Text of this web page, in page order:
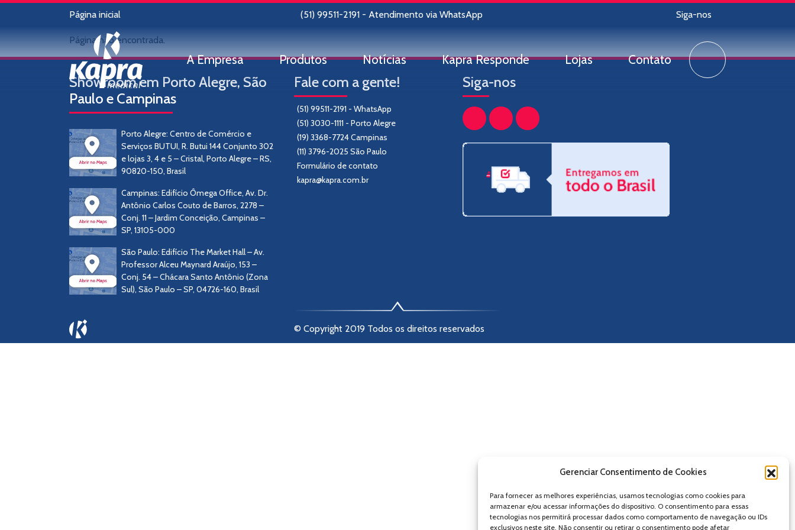
Gerenciar Consentimento de Cookies
Para fornecer as melhores experiências, usamos tecnologias como cookies para
armazenar e/ou acessar informações do dispositivo. O consentimento para essas
tecnologias nos permitirá processar dados como comportamento de navegação ou IDs
exclusivos neste site. Não consentir ou retirar o consentimento pode afetar
Página inicial (51) 99511-2191 - Atendimento via WhatsApp Siga-nos
A Empresa Produtos Notícias Kapra Responde Lojas Contato
Erro 404
Página não encontrada.
Showroom em Porto Alegre, São
Paulo e Campinas
Porto Alegre: Centro de Comércio e
Serviços BUTUI, R. Butui 144 Conjunto 302
e lojas 3, 4 e 5 – Cristal, Porto Alegre – RS,
90820-150, Brasil
Campinas: Edifício Ômega Office, Av. Dr.
Antônio Carlos Couto de Barros, 2278 –
Conj. 11 – Jardim Conceição, Campinas –
SP, 13105-000
São Paulo: Edifício The Market Hall – Av.
Professor Alceu Maynard Araújo, 153 –
Conj. 54 – Chácara Santo Antônio (Zona
Sul), São Paulo – SP, 04726-160, Brasil
Fale com a gente!
(51) 99511-2191 - WhatsApp
(51) 3030-1111 - Porto Alegre
(19) 3368-7724 Campinas
(11) 3796-2025 São Paulo
Formulário de contato
kapra@kapra.com.br
Siga-nos
© Copyright 2019 Todos os direitos reservados